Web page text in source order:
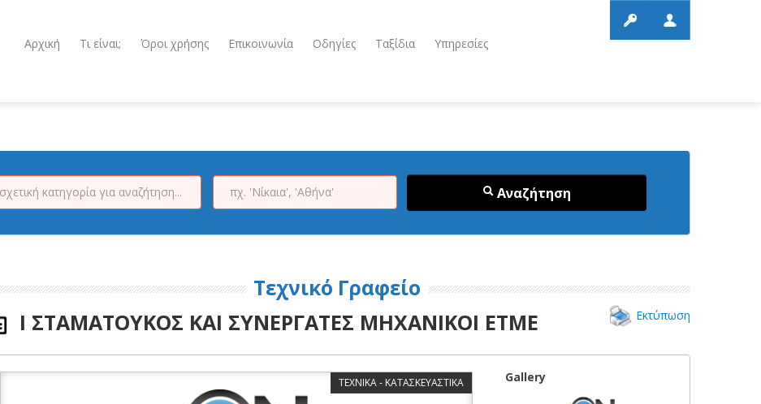
Αρχική Τι είναι; Όροι χρήσης Επικοινωνία Οδηγίες Ταξίδια Υπηρεσίες
Αναζήτηση
Τεχνικό Γραφείο
Ι ΣΤΑΜΑΤΟΥΚΟΣ ΚΑΙ ΣΥΝΕΡΓΑΤΕΣ ΜΗΧΑΝΙΚΟΙ ΕΤΜΕ Εκτύπωση
ΤΕΧΝΙΚΑ - ΚΑΤΑΣΚΕΥΑΣΤΙΚΑ Gallery